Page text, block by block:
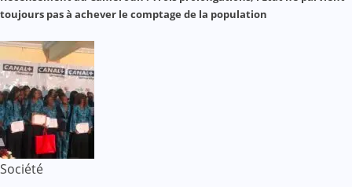
toujours pas à achever le comptage de la population
Société